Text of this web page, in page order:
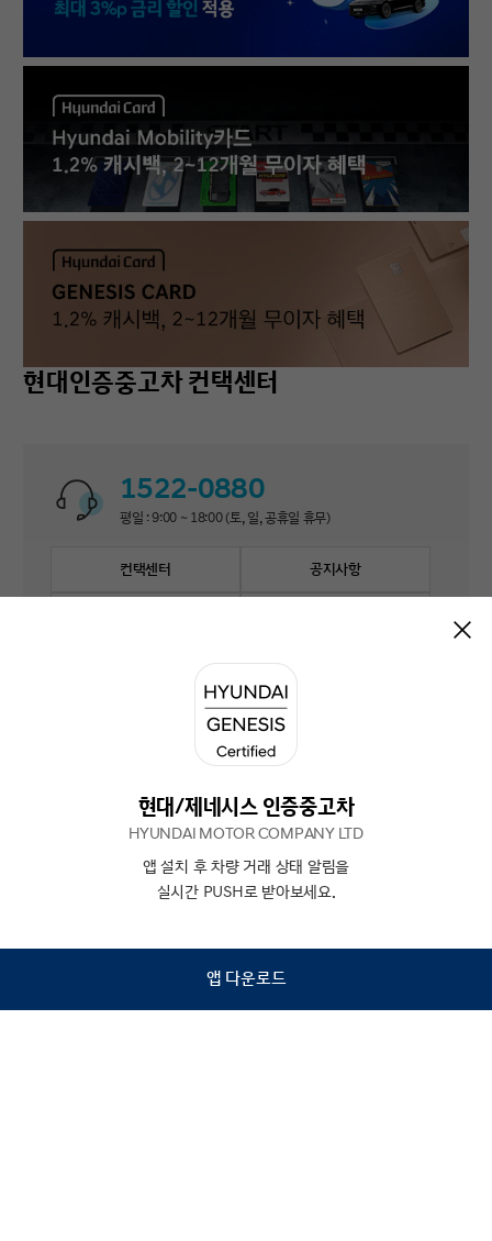
현대인증중고차 컨택센터
1522-0880
평일 : 9:00 ~ 18:00 (토, 일, 공휴일 휴무)
컨택센터 공지사항
검색
현대/제네시스 인증중고차
HYUNDAI MOTOR COMPANY LTD
앱 설치 후 차량 거래 상태 알림을
실시간 PUSH로 받아보세요.
앱 다운로드